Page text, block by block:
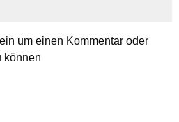
um einen Kommentar oder
können